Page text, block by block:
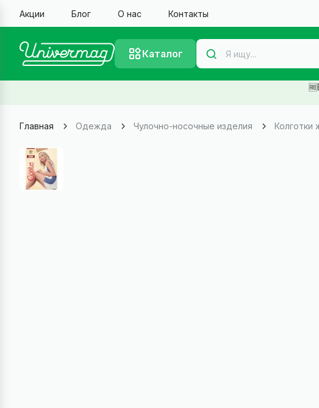
Акции Блог О нас Контакты
Каталог
Главная Одежда Чулочно-носочные изделия Колготки